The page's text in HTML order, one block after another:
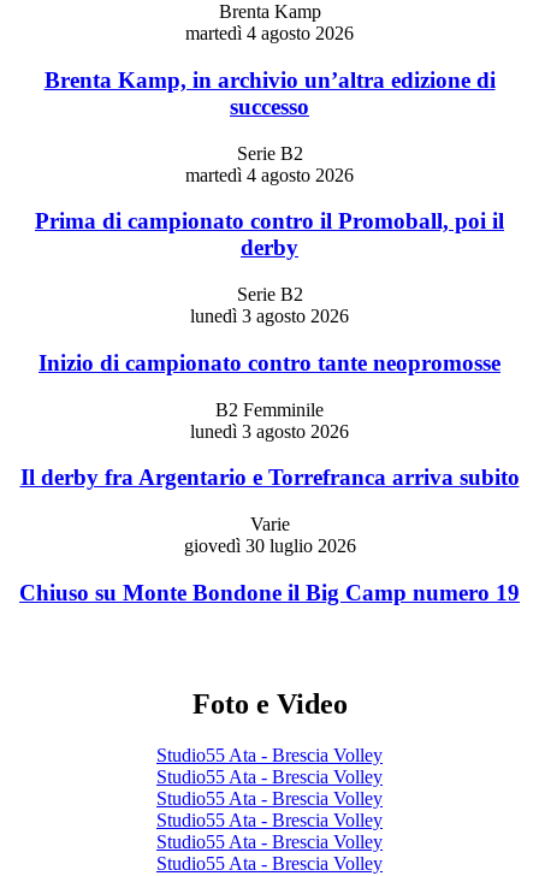
Brenta Kamp
martedì 4 agosto 2026
Brenta Kamp, in archivio un’altra edizione di
successo
Serie B2
martedì 4 agosto 2026
Prima di campionato contro il Promoball, poi il
derby
Serie B2
lunedì 3 agosto 2026
Inizio di campionato contro tante neopromosse
B2 Femminile
lunedì 3 agosto 2026
Il derby fra Argentario e Torrefranca arriva subito
Varie
giovedì 30 luglio 2026
Chiuso su Monte Bondone il Big Camp numero 19
Foto e Video
Studio55 Ata - Brescia Volley
Studio55 Ata - Brescia Volley
Studio55 Ata - Brescia Volley
Studio55 Ata - Brescia Volley
Studio55 Ata - Brescia Volley
Studio55 Ata - Brescia Volley